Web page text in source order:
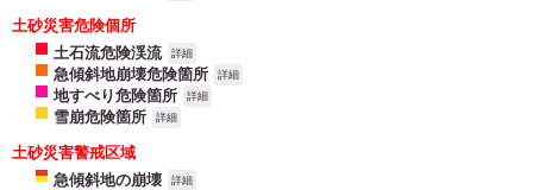
土砂災害危険個所
土石流危険渓流
詳細
急傾斜地崩壊危険箇所 詳細
地すべり危険箇所 詳細
雪崩危険箇所 詳細
土砂災害警戒区域
急傾斜地の崩壊
詳細